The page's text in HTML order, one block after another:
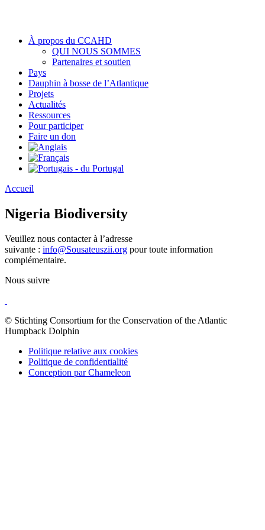
À propos du CCAHD
QUI NOUS SOMMES
Partenaires et soutien
Pays
Dauphin à bosse de l’Atlantique
Projets
Actualités
Ressources
Pour participer
Faire un don
Accueil
Nigeria Biodiversity
Veuillez nous contacter à l’adresse
suivante : info@Sousateuszii.org pour toute information
complémentaire.
Nous suivre
© Stichting Consortium for the Conservation of the Atlantic
Humpback Dolphin
Politique relative aux cookies
Politique de confidentialité
Conception par Chameleon